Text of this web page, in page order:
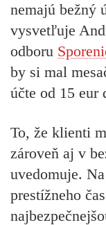
nemajú bežný
vysvetľuje
odboru
by si mal
účte od 15 eur
To, že klienti
zároveň aj v
uvedomuje.
prestížneho